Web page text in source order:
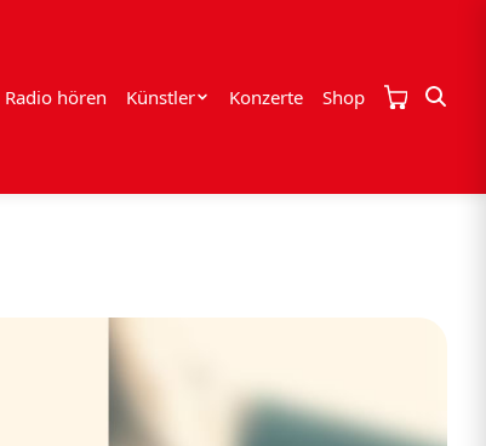
Radio hören Künstler Konzerte Shop